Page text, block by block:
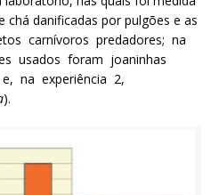
chá danificadas por pulgões e as
carnívoros predadores; na
usados foram joaninhas
na experiência 2,
).